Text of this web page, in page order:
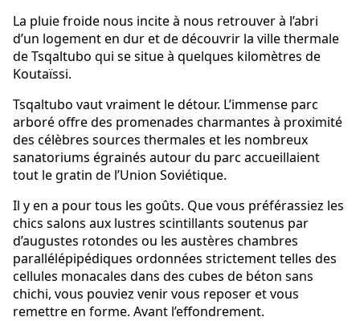
La pluie froide nous incite à nous retrouver à l’abri
d’un logement en dur et de découvrir la ville thermale
de Tsqaltubo qui se situe à quelques kilomètres de
Koutaïssi.
Tsqaltubo vaut vraiment le détour. L’immense parc
arboré offre des promenades charmantes à proximité
des célèbres sources thermales et les nombreux
sanatoriums égrainés autour du parc accueillaient
tout le gratin de l’Union Soviétique.
Il y en a pour tous les goûts. Que vous préférassiez les
chics salons aux lustres scintillants soutenus par
d’augustes rotondes ou les austères chambres
parallélépipédiques ordonnées strictement telles des
cellules monacales dans des cubes de béton sans
chichi, vous pouviez venir vous reposer et vous
remettre en forme. Avant l’effondrement.